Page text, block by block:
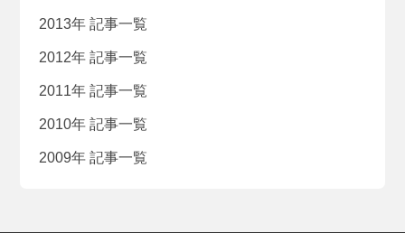
2013年 記事一覧
2012年 記事一覧
2011年 記事一覧
2010年 記事一覧
2009年 記事一覧